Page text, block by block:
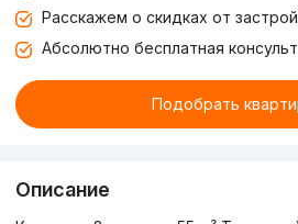
Расскажем о скидках от
Абсолютно бесплатная
Подобрать
Описание